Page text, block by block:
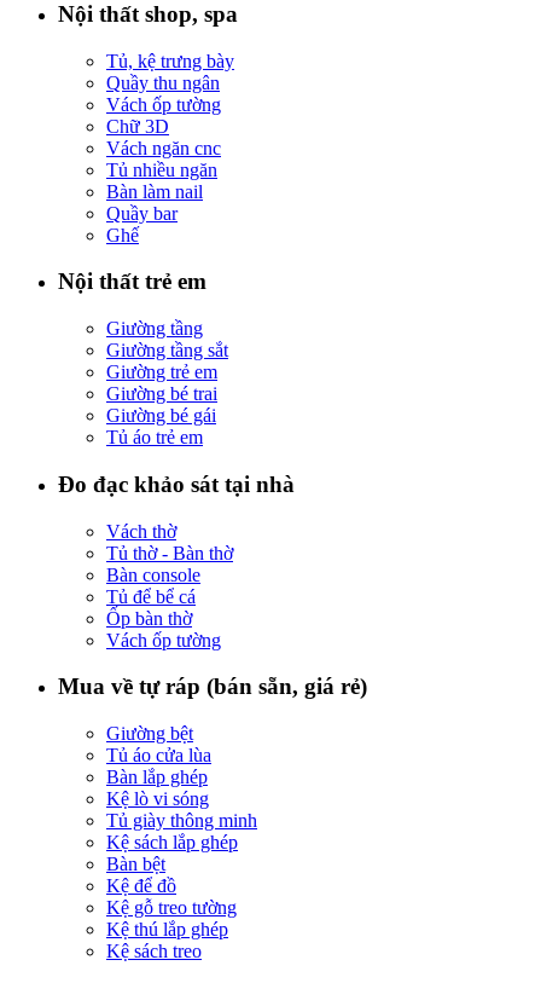
Nội thất shop, spa
Tủ, kệ trưng bày
Quầy thu ngân
Vách ốp tường
Chữ 3D
Vách ngăn cnc
Tủ nhiều ngăn
Bàn làm nail
Quầy bar
Ghế
Nội thất trẻ em
Giường tầng
Giường tầng sắt
Giường trẻ em
Giường bé trai
Giường bé gái
Tủ áo trẻ em
Đo đạc khảo sát tại nhà
Vách thờ
Tủ thờ - Bàn thờ
Bàn console
Tủ để bể cá
Ốp bàn thờ
Vách ốp tường
Mua về tự ráp (bán sẵn, giá rẻ)
Giường bệt
Tủ áo cửa lùa
Bàn lắp ghép
Kệ lò vi sóng
Tủ giày thông minh
Kệ sách lắp ghép
Bàn bệt
Kệ để đồ
Kệ gỗ treo tường
Kệ thú lắp ghép
Kệ sách treo